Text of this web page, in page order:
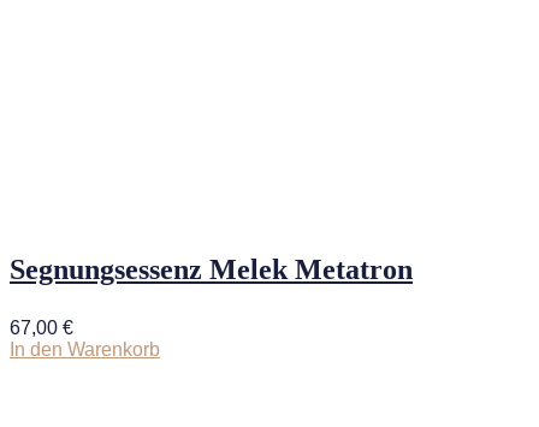
Segnungsessenz Melek Metatron
67,00 €
In den Warenkorb